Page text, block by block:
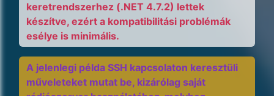
keretrendszerhez (.NET 4.7.2) lettek
készítve, ezért a kompatibilitási problémák
esélye is minimális.
A jelenlegi példa SSH kapcsolaton keresztüli
műveleteket mutat be, kizárólag saját